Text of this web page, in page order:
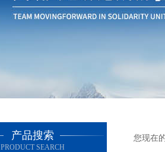
产品搜索
PRODUCT SEARCH
您现在